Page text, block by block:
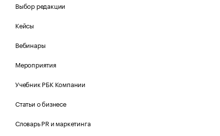
Выбор редакции
Кейсы
Вебинары
Мероприятия
Учебник РБК Компании
Статьи о бизнесе
Словарь PR и маркетинга